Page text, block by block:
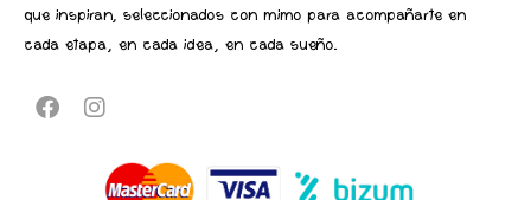
que inspiran, seleccionados con mimo para acompañarte en
cada etapa, en cada idea, en cada sueño.